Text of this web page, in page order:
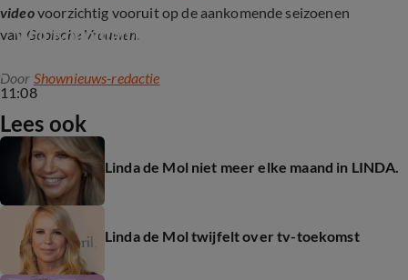
videovoorzichtig vooruit op de aankomende seizoenen
van Gooische Vrouwen.
11:08
Will Koopman te gast bij Shownieuws
Door Shownieuws-redactie
Lees ook
Linda de Mol niet meer elke maand in LINDA.
Linda de Mol twijfelt over tv-toekomst